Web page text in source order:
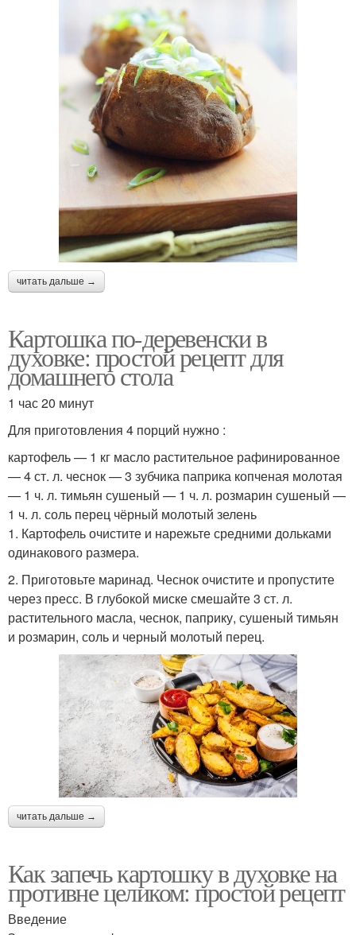
читать дальше →
Картошка по-деревенски в
духовке: простой рецепт для
домашнего стола
1 час 20 минут
Для приготовления 4 порций нужно :
картофель — 1 кг масло растительное рафинированное
— 4 ст. л. чеснок — 3 зубчика паприка копченая молотая
— 1 ч. л. тимьян сушеный — 1 ч. л. розмарин сушеный —
1 ч. л. соль перец чёрный молотый зелень
1. Картофель очистите и нарежьте средними дольками
одинакового размера.
2. Приготовьте маринад. Чеснок очистите и пропустите
через пресс. В глубокой миске смешайте 3 ст. л.
растительного масла, чеснок, паприку, сушеный тимьян
и розмарин, соль и черный молотый перец.
читать дальше →
Как запечь картошку в духовке на
противне целиком: простой рецепт
Введение